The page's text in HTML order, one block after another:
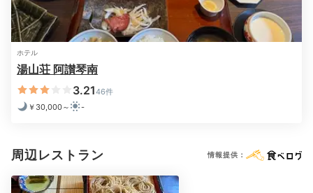
aya_ayaaa_
とにかくひたすら温泉です。美合温泉はアルカリ性の温泉なのでお
肌がツルツルになりました！
Dinner
19:00
ホテル
湯山荘 阿讃琴南
3.2146件
￥30,000～
-
周辺レストラン 情報提供：